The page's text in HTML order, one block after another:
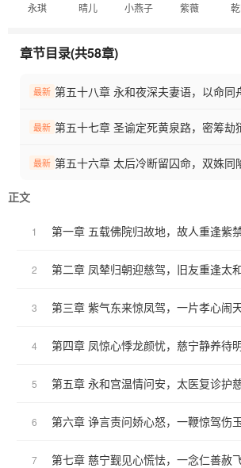
（家人们，最近没有灵感来源写不出来，加上
永琪 晴儿 小燕子 紫薇
章节目录(共58章)
最新 第五十八章 永和夜深夫妻语，以命同
最新 第五十七章 圣谕定死黄泉路，密筹劫
最新 第五十六章 太后冷断留囚命，双姝同
正文
1 第一章 五载佛院归故地，故人重逢紫
2 第二章 凤辇归朝迎慈驾，旧友重逢太
3 第三章 紫气东来惊凤驾，一片孝心闹
4 第四章 凤惊心悸龙颜忧，慈宁静养待
5 第五章 永和宫温情问安，太医复诊护
6 第六章 诤言责问娇心怒，一鞭惊驾伤
7 第七章 慈宁觐见心慌怯，一念仁善赦